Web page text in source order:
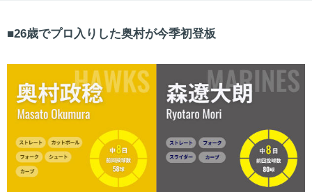
26歳でプロ入りした奥村が今季初登板